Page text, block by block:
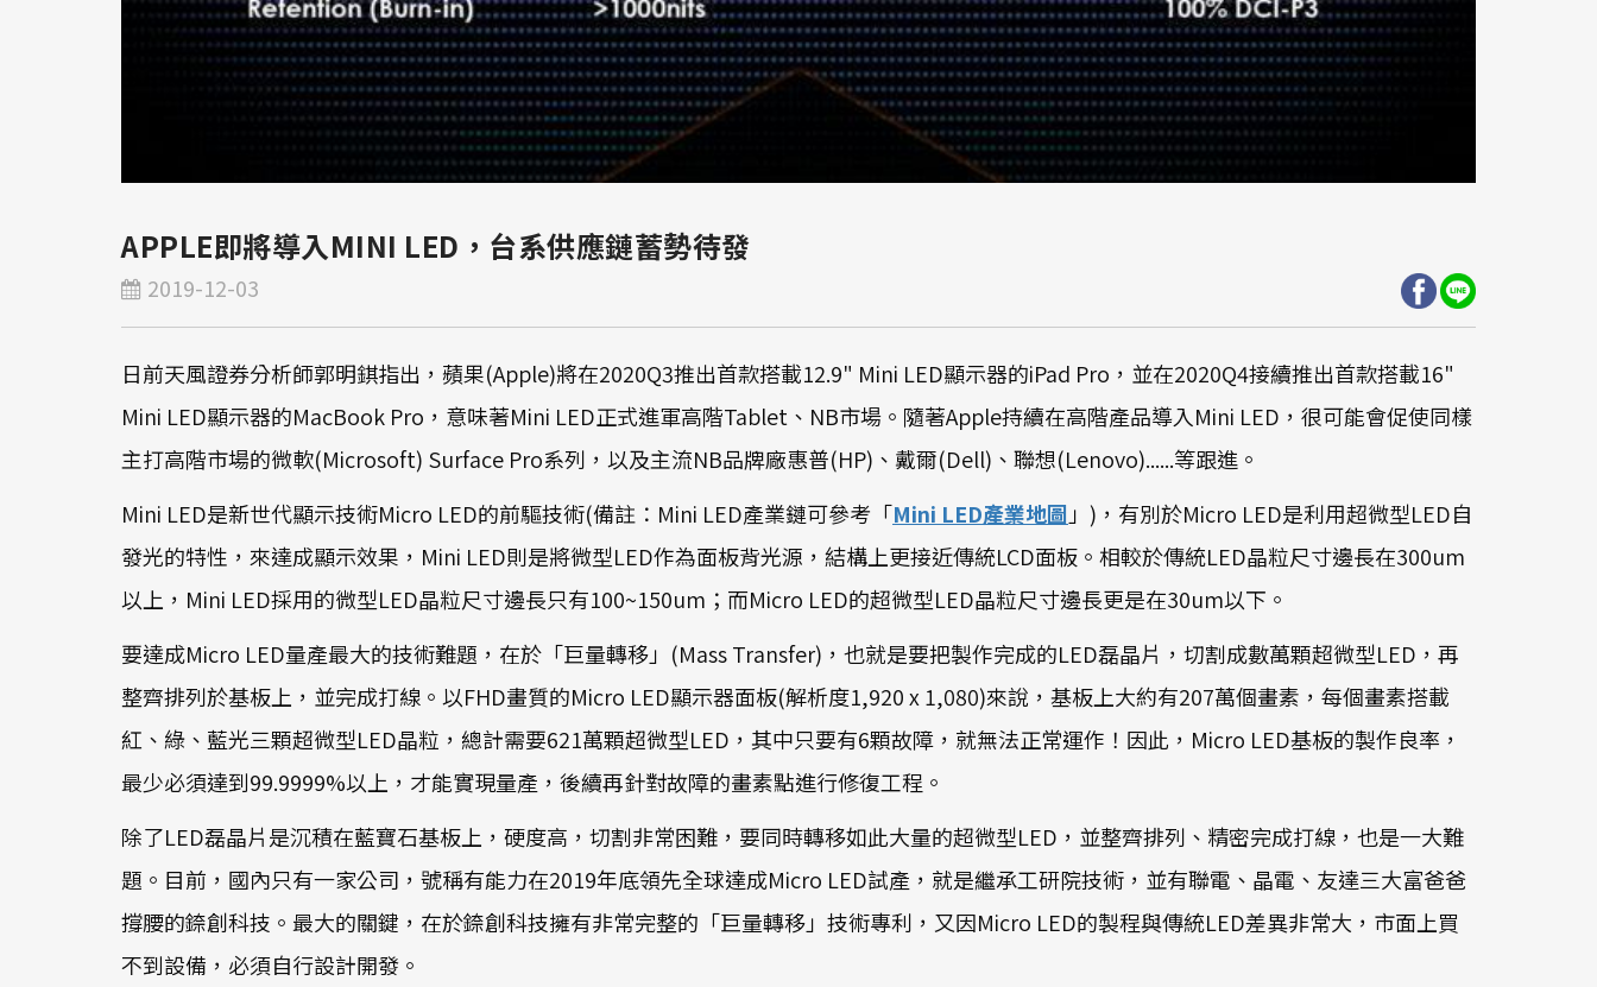
APPLE即將導入MINI LED，台系供應鏈蓄勢待發
2019-12-03
日前天風證券分析師郭明錤指出，蘋果(Apple)將在2020Q3推出首款搭載12.9" Mini LED顯示器的iPad Pro，並在2020Q4接續推出首款搭載16"
Mini LED顯示器的MacBook Pro，意味著Mini LED正式進軍高階Tablet、NB市場。隨著Apple持續在高階產品導入Mini LED，很可能會促使同樣
主打高階市場的微軟(Microsoft) Surface Pro系列，以及主流NB品牌廠惠普(HP)、戴爾(Dell)、聯想(Lenovo)......等跟進。
Mini LED是新世代顯示技術Micro LED的前驅技術(備註：Mini LED產業鏈可參考「Mini LED產業地圖」)，有別於Micro LED是利用超微型LED自
發光的特性，來達成顯示效果，Mini LED則是將微型LED作為面板背光源，結構上更接近傳統LCD面板。相較於傳統LED晶粒尺寸邊長在300um
以上，Mini LED採用的微型LED晶粒尺寸邊長只有100~150um；而Micro LED的超微型LED晶粒尺寸邊長更是在30um以下。
要達成Micro LED量產最大的技術難題，在於「巨量轉移」(Mass Transfer)，也就是要把製作完成的LED磊晶片，切割成數萬顆超微型LED，再
整齊排列於基板上，並完成打線。以FHD畫質的Micro LED顯示器面板(解析度1,920 x 1,080)來說，基板上大約有207萬個畫素，每個畫素搭載
紅、綠、藍光三顆超微型LED晶粒，總計需要621萬顆超微型LED，其中只要有6顆故障，就無法正常運作！因此，Micro LED基板的製作良率，
最少必須達到99.9999%以上，才能實現量產，後續再針對故障的畫素點進行修復工程。
除了LED磊晶片是沉積在藍寶石基板上，硬度高，切割非常困難，要同時轉移如此大量的超微型LED，並整齊排列、精密完成打線，也是一大難
題。目前，國內只有一家公司，號稱有能力在2019年底領先全球達成Micro LED試產，就是繼承工研院技術，並有聯電、晶電、友達三大富爸爸
撐腰的錼創科技。最大的關鍵，在於錼創科技擁有非常完整的「巨量轉移」技術專利，又因Micro LED的製程與傳統LED差異非常大，市面上買
不到設備，必須自行設計開發。